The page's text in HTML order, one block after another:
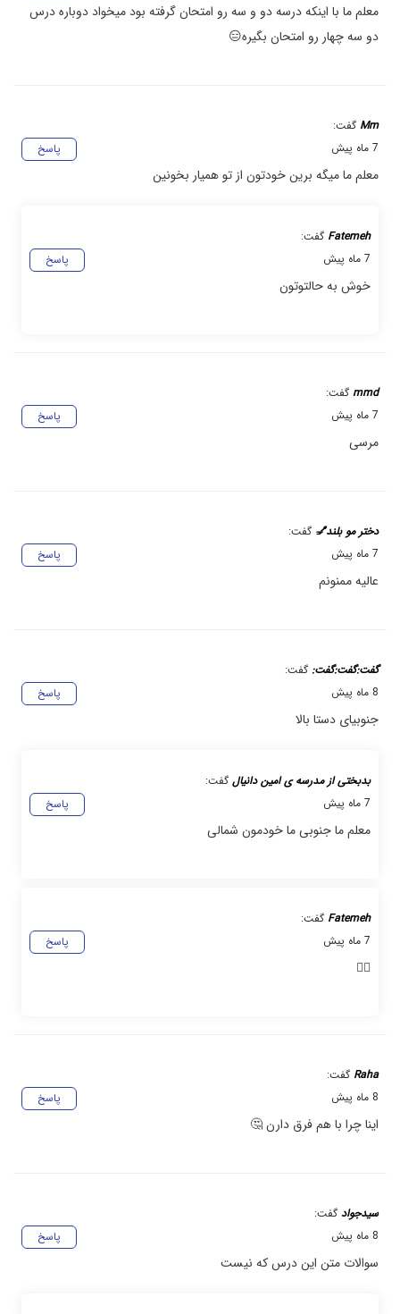
معلم ما با اینکه درسه دو و سه رو امتحان گرفته بود میخواد دوباره درس
دو سه چهار رو امتحان بگیره😑
Mm گفت:
پاسخ
7 ماه پیش
معلم ما میگه برین خودتون از تو همیار بخونین
Fatemeh گفت:
پاسخ
7 ماه پیش
خوش به حالتوتون
mmd گفت:
پاسخ
7 ماه پیش
مرسی
دختر مو بلند💅 گفت:
پاسخ
7 ماه پیش
عالیه ممنونم
گفت:گفت:گفت: گفت:
پاسخ
8 ماه پیش
جنوبیای دستا بالا
بدبختی از مدرسه ی امین دانیال گفت:
پاسخ
7 ماه پیش
معلم ما جنوبی ما خودمون شمالی
Fatemeh گفت:
پاسخ
7 ماه پیش
🖐🏻
Raha گفت:
پاسخ
8 ماه پیش
اینا چرا با هم فرق دارن 🤔
سیدجواد گفت:
پاسخ
8 ماه پیش
سوالات متن این درس که نیست